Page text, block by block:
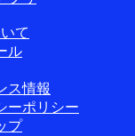
て
ル
ス情報
ーポリシー
プ